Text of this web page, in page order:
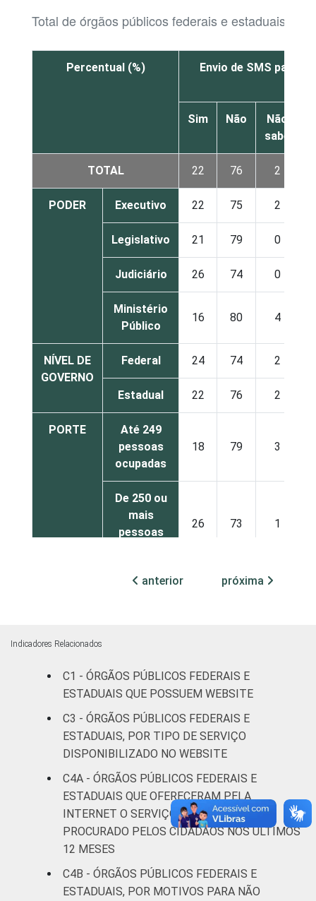
Total de órgãos públicos federais e estaduais
Percentual (%) Envio de SMS para o
Sim Não
Não
sabe
TOTAL 22 76 2
PODER Executivo 22 75 2
Legislativo 21 79 0
Judiciário 26 74 0
Ministério
Público
16 80 4
NÍVEL DE
GOVERNO
Federal 24 74 2
Estadual 22 76 2
PORTE
Até 249
pessoas
ocupadas
18 79 3
De 250 ou
mais
pessoas
26 73 1
Não
Fonte: CGI.br/NIC.br, Centro Regional de
Sociedade da Informação (Cetic.br),
Pesquisa sobre o uso das tecnologias de
brasileiro – TIC Governo Eletrônico 2023.
anterior próxima
Indicadores Relacionados
C1 - ÓRGÃOS PÚBLICOS FEDERAIS E
ESTADUAIS QUE POSSUEM WEBSITE
C3 - ÓRGÃOS PÚBLICOS FEDERAIS E
ESTADUAIS, POR TIPO DE SERVIÇO
DISPONIBILIZADO NO WEBSITE
C4A - ÓRGÃOS PÚBLICOS FEDERAIS E
ESTADUAIS QUE OFERECERAM PELA
INTERNET O SERVIÇO PÚBLICO MAIS
PROCURADO PELOS CIDADÃOS NOS ÚLTIMOS
12 MESES
C4B - ÓRGÃOS PÚBLICOS FEDERAIS E
ESTADUAIS, POR MOTIVOS PARA NÃO